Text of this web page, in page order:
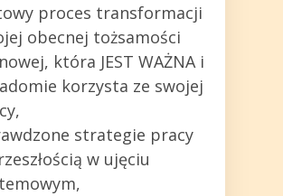
proces transformacji
obecnej tożsamości
która JEST WAŻNA i
korzysta ze swojej
strategie pracy
w ujęciu